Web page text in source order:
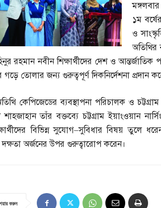
১ম
ও
অতিথির
রহমান নবীন শিক্ষার্থীদের দেশ ও আন্তর্জাতিক
গড়ে তোলার জন্য গুরুত্বপূর্ণ দিকনির্দেশনা প্রদান
কেপিজেডের ব্যবস্থাপনা পরিচালক ও চট্টগ্রাম
শাহজাহান তাঁর বক্তব্যে চট্টগ্রাম ইয়াংওয়ান
বিভিন্ন সুযোগ–সুবিধার বিষয় তুলে
অর্জনের উপর গুরুত্বারোপ করেন।
করুন